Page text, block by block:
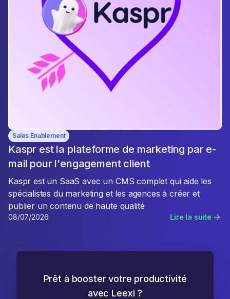
Sales Enablement
Kaspr est la plateforme de marketing par e-
mail pour l'engagement client
Kaspr est un SaaS avec un CMS complet qui aide les
spécialistes du marketing et les agences à créer et
publier un contenu de haute qualité
08/07/2026 Lire la suite
Prêt à booster votre productivité
avec Leexi ?